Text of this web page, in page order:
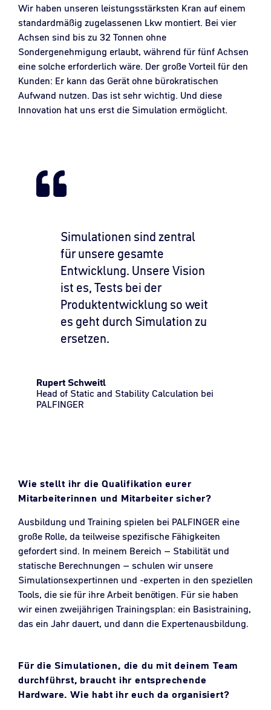
Wir haben unseren leistungsstärksten Kran auf einem
standardmäßig zugelassenen Lkw montiert. Bei vier
Achsen sind bis zu 32 Tonnen ohne
Sondergenehmigung erlaubt, während für fünf Achsen
eine solche erforderlich wäre. Der große Vorteil für den
Kunden: Er kann das Gerät ohne bürokratischen
Aufwand nutzen. Das ist sehr wichtig. Und diese
Innovation hat uns erst die Simulation ermöglicht.
Simulationen sind zentral
für unsere gesamte
Entwicklung. Unsere Vision
ist es, Tests bei der
Produktentwicklung so weit
es geht durch Simulation zu
ersetzen.
Rupert Schweitl
Head of Static and Stability Calculation bei
PALFINGER
Wie stellt ihr die Qualifikation eurer
Mitarbeiterinnen und Mitarbeiter sicher?
Ausbildung und Training spielen bei PALFINGER eine
große Rolle, da teilweise spezifische Fähigkeiten
gefordert sind. In meinem Bereich – Stabilität und
statische Berechnungen – schulen wir unsere
Simulationsexpertinnen und -experten in den speziellen
Tools, die sie für ihre Arbeit benötigen. Für sie haben
wir einen zweijährigen Trainingsplan: ein Basistraining,
das ein Jahr dauert, und dann die Expertenausbildung.
Für die Simulationen, die du mit deinem Team
durchführst, braucht ihr entsprechende
Hardware. Wie habt ihr euch da organisiert?